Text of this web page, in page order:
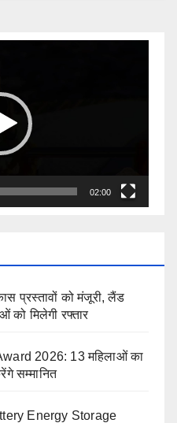
02:00
प्रस्तावों को मंजूरी, लैंड
को मिलेगी रफ्तार
2026: 13 महिलाओं का
सम्मानित
Energy Storage